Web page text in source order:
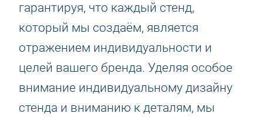
гарантируя, что каждый стенд,
который мы создаём, является
отражением индивидуальности и
целей вашего бренда. Уделяя особое
внимание индивидуальному дизайну
стенда и вниманию к деталям, мы